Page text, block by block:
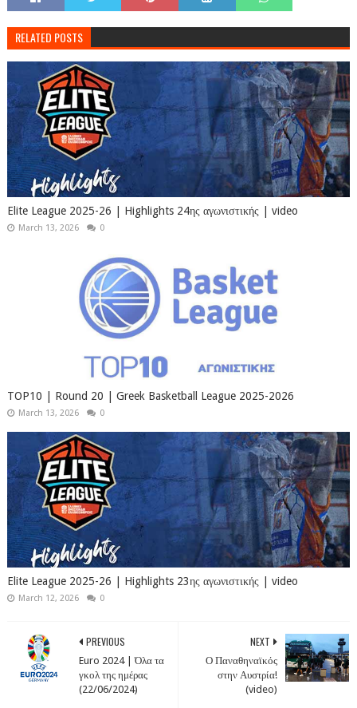
RELATED POSTS
Elite League 2025-26 | Highlights 24ης αγωνιστικής | video
March 13, 2026 0
TOP10 | Round 20 | Greek Basketball League 2025-2026
March 13, 2026 0
Elite League 2025-26 | Highlights 23ης αγωνιστικής | video
March 12, 2026 0
NEXT
Ο Παναθηναϊκός
στην Αυστρία!
(video)
PREVIOUS
Euro 2024 | Όλα τα
γκολ της ημέρας
(22/06/2024)